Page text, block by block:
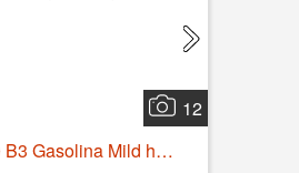
12
Volvo XC40 B3 Gasolina Mild hybrid Core Auto 120 kW (163 CV)